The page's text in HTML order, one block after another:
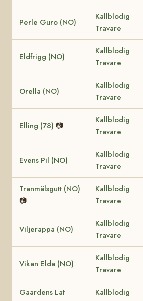
Perle Guro (NO)
Kallblodig
Travare
Eldfrigg (NO)
Kallblodig
Travare
Orella (NO)
Kallblodig
Travare
Elling (78) 📷
Kallblodig
Travare
Evens Pil (NO)
Kallblodig
Travare
Tranmälsgutt (NO)
📷
Kallblodig
Travare
Viljerappa (NO)
Kallblodig
Travare
Vikan Elda (NO)
Kallblodig
Travare
Gaardens Lat
Kallblodig